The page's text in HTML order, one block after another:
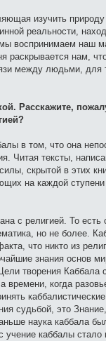
изучить
реальности,
воспринимаем наш
раскрывается нам,
между людьми, для
Расскажите,
в том, что она
Читая тексты,
скрытой в этих
на каждой
с религией. То
но не более.
что никто из
знания основ
творения Каббала
когда
судьбой, это
наука каббала
учение каббалы